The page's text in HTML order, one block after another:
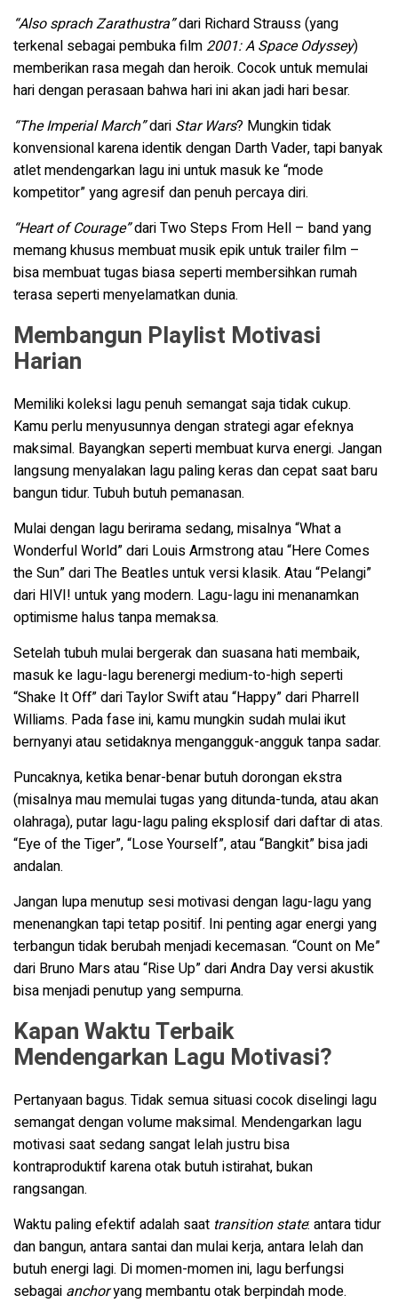
“Also sprach Zarathustra”dari Richard Strauss (yang
terkenal sebagai pembuka film 2001: A Space Odyssey)
memberikan rasa megah dan heroik. Cocok untuk memulai
hari dengan perasaan bahwa hari ini akan jadi hari besar.
“The Imperial March”dari Star Wars? Mungkin tidak
konvensional karena identik dengan Darth Vader, tapi banyak
atlet mendengarkan lagu ini untuk masuk ke “mode
kompetitor” yang agresif dan penuh percaya diri.
“Heart of Courage”dari Two Steps From Hell – band yang
memang khusus membuat musik epik untuk trailer film –
bisa membuat tugas biasa seperti membersihkan rumah
terasa seperti menyelamatkan dunia.
Membangun Playlist Motivasi
Harian
Memiliki koleksi lagu penuh semangat saja tidak cukup.
Kamu perlu menyusunnya dengan strategi agar efeknya
maksimal. Bayangkan seperti membuat kurva energi. Jangan
langsung menyalakan lagu paling keras dan cepat saat baru
bangun tidur. Tubuh butuh pemanasan.
Mulai dengan lagu berirama sedang, misalnya “What a
Wonderful World” dari Louis Armstrong atau “Here Comes
the Sun” dari The Beatles untuk versi klasik. Atau “Pelangi”
dari HIVI! untuk yang modern. Lagu-lagu ini menanamkan
optimisme halus tanpa memaksa.
Setelah tubuh mulai bergerak dan suasana hati membaik,
masuk ke lagu-lagu berenergi medium-to-high seperti
“Shake It Off” dari Taylor Swift atau “Happy” dari Pharrell
Williams. Pada fase ini, kamu mungkin sudah mulai ikut
bernyanyi atau setidaknya mengangguk-angguk tanpa sadar.
Puncaknya, ketika benar-benar butuh dorongan ekstra
(misalnya mau memulai tugas yang ditunda-tunda, atau akan
olahraga), putar lagu-lagu paling eksplosif dari daftar di atas.
“Eye of the Tiger”, “Lose Yourself”, atau “Bangkit” bisa jadi
andalan.
Jangan lupa menutup sesi motivasi dengan lagu-lagu yang
menenangkan tapi tetap positif. Ini penting agar energi yang
terbangun tidak berubah menjadi kecemasan. “Count on Me”
dari Bruno Mars atau “Rise Up” dari Andra Day versi akustik
bisa menjadi penutup yang sempurna.
Kapan Waktu Terbaik
Mendengarkan Lagu Motivasi?
Pertanyaan bagus. Tidak semua situasi cocok diselingi lagu
semangat dengan volume maksimal. Mendengarkan lagu
motivasi saat sedang sangat lelah justru bisa
kontraproduktif karena otak butuh istirahat, bukan
rangsangan.
Waktu paling efektif adalah saat transition state: antara tidur
dan bangun, antara santai dan mulai kerja, antara lelah dan
butuh energi lagi. Di momen-momen ini, lagu berfungsi
sebagai anchoryang membantu otak berpindah mode.